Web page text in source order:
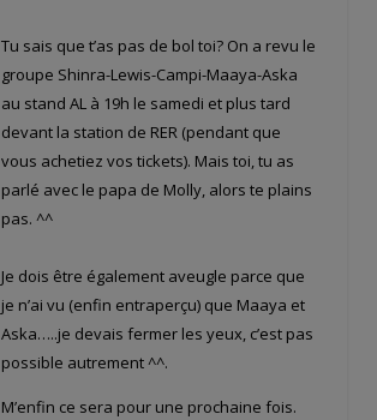
Tu sais que t’as pas de bol toi? On a revu le
groupe Shinra-Lewis-Campi-Maaya-Aska
au stand AL à 19h le samedi et plus tard
devant la station de RER (pendant que
vous achetiez vos tickets). Mais toi, tu as
parlé avec le papa de Molly, alors te plains
pas. ^^
Je dois être également aveugle parce que
je n’ai vu (enfin entraperçu) que Maaya et
Aska…..je devais fermer les yeux, c’est pas
possible autrement ^^.
M’enfin ce sera pour une prochaine fois.